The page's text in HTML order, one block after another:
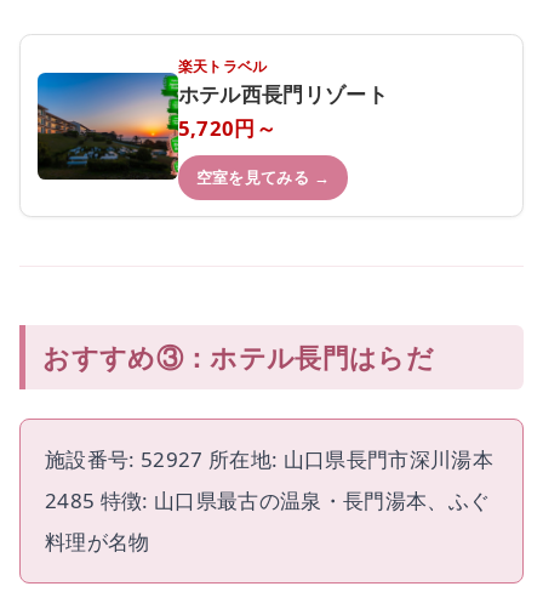
楽天トラベル
ホテル西長門リゾート
5,720円～
空室を見てみる →
おすすめ③：ホテル長門はらだ
施設番号: 52927 所在地: 山口県長門市深川湯本
2485 特徴: 山口県最古の温泉・長門湯本、ふぐ
料理が名物